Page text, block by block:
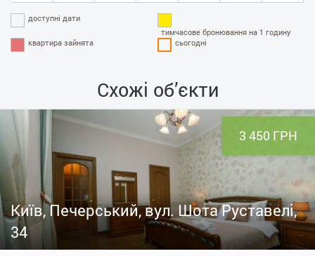
доступні дати
тимчасове бронювання на 1 годину
квартира зайнята
сьогодні
Схожі об’єкти
3 450 ГРН
Київ, Печерський, вул. Шота Руставелі,
34